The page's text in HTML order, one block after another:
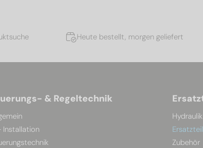
Heute bestellt, morgen geliefert
& Regeltechnik
Installation
Hydraulik
Zubehör